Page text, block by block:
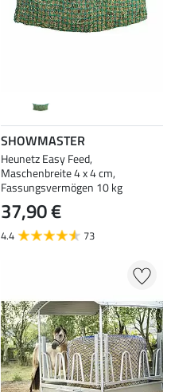
SHOWMASTER
Heunetz Easy Feed,
Maschenbreite 4 x 4 cm,
Fassungsvermögen 10 kg
37,90 €
4.4 73